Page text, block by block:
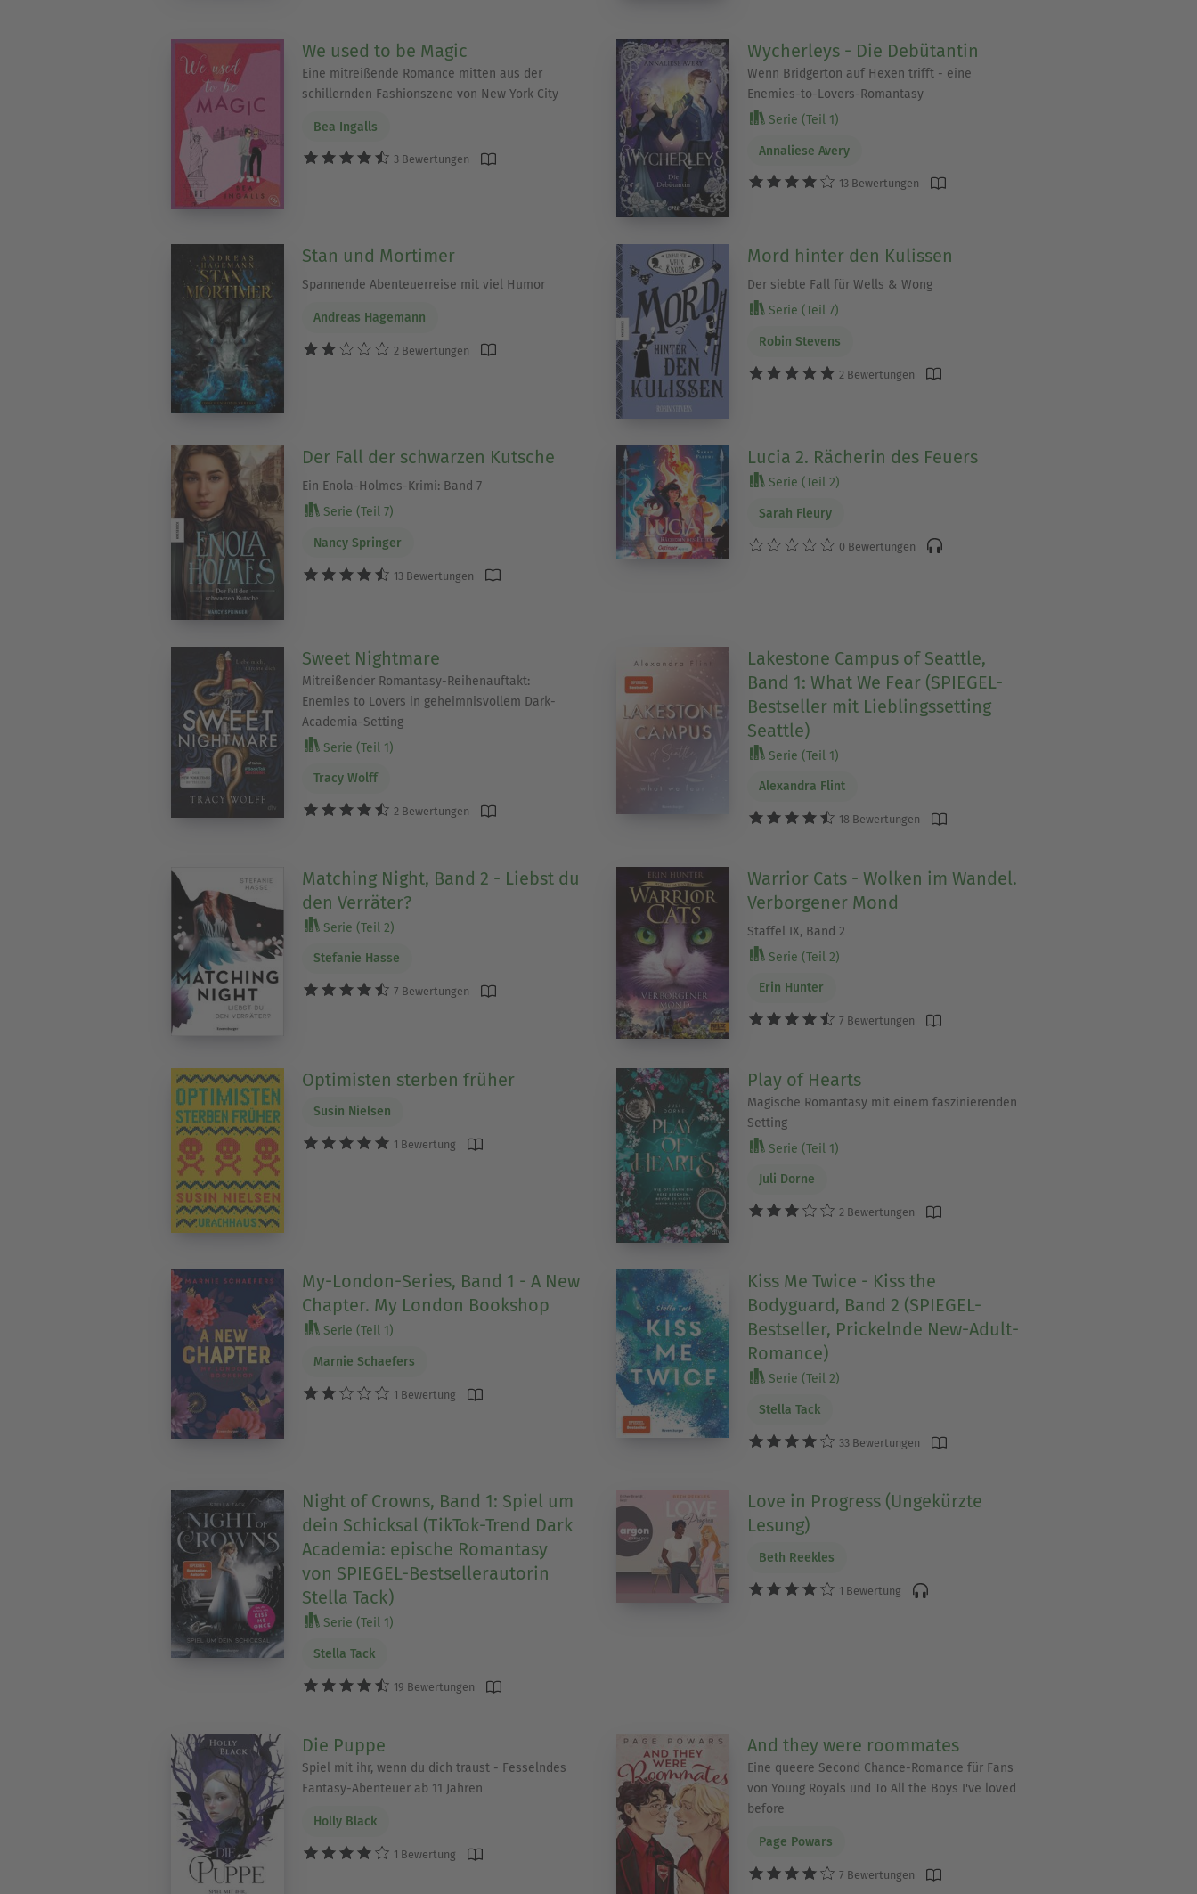
We used to be Magic
Eine mitreißende Romance mitten aus der
schillernden Fashionszene von New York City
Bea Ingalls
3 Bewertungen
Wycherleys - Die Debütantin
Wenn Bridgerton auf Hexen trifft - eine
Enemies-to-Lovers-Romantasy
Serie (Teil 1)
Annaliese Avery
13 Bewertungen
Stan und Mortimer
Spannende Abenteuerreise mit viel Humor
Andreas Hagemann
2 Bewertungen
Mord hinter den Kulissen
Der siebte Fall für Wells & Wong
Serie (Teil 7)
Robin Stevens
2 Bewertungen
Der Fall der schwarzen Kutsche
Ein Enola-Holmes-Krimi: Band 7
Serie (Teil 7)
Nancy Springer
13 Bewertungen
Lucia 2. Rächerin des Feuers
Serie (Teil 2)
Sarah Fleury
0 Bewertungen
Sweet Nightmare
Mitreißender Romantasy-Reihenauftakt:
Enemies to Lovers in geheimnisvollem Dark-
Academia-Setting
Serie (Teil 1)
Tracy Wolff
2 Bewertungen
Lakestone Campus of Seattle,
Band 1: What We Fear (SPIEGEL-
Bestseller mit Lieblingssetting
Seattle)
Serie (Teil 1)
Alexandra Flint
18 Bewertungen
Matching Night, Band 2 - Liebst du
den Verräter?
Serie (Teil 2)
Stefanie Hasse
7 Bewertungen
Warrior Cats - Wolken im Wandel.
Verborgener Mond
Staffel IX, Band 2
Serie (Teil 2)
Erin Hunter
7 Bewertungen
Optimisten sterben früher
Susin Nielsen
1 Bewertung
Play of Hearts
Magische Romantasy mit einem faszinierenden
Setting
Serie (Teil 1)
Juli Dorne
2 Bewertungen
My-London-Series, Band 1 - A New
Chapter. My London Bookshop
Serie (Teil 1)
Marnie Schaefers
1 Bewertung
Kiss Me Twice - Kiss the
Bodyguard, Band 2 (SPIEGEL-
Bestseller, Prickelnde New-Adult-
Romance)
Serie (Teil 2)
Stella Tack
33 Bewertungen
Night of Crowns, Band 1: Spiel um
dein Schicksal (TikTok-Trend Dark
Academia: epische Romantasy
von SPIEGEL-Bestsellerautorin
Stella Tack)
Serie (Teil 1)
Stella Tack
19 Bewertungen
Love in Progress (Ungekürzte
Lesung)
Beth Reekles
1 Bewertung
Die Puppe
Spiel mit ihr, wenn du dich traust - Fesselndes
Fantasy-Abenteuer ab 11 Jahren
Holly Black
1 Bewertung
And they were roommates
Eine queere Second Chance-Romance für Fans
von Young Royals und To All the Boys I've loved
before
Page Powars
7 Bewertungen